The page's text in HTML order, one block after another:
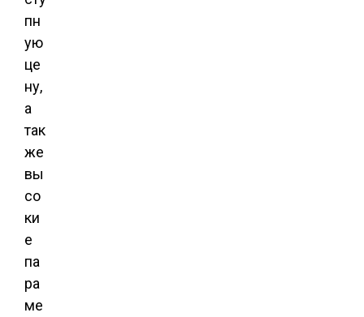
пн
ую
це
ну,
а
так
же
вы
со
ки
е
па
ра
ме